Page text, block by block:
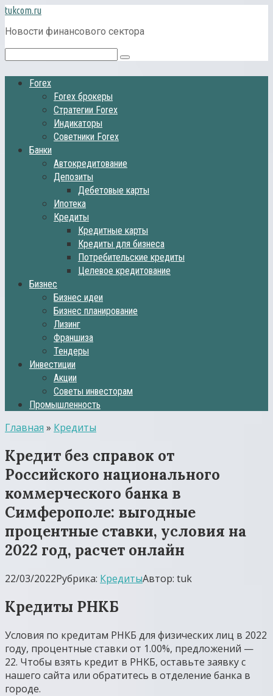
Перейти
к
контенту
tukcom.ru
Новости финансового сектора
Поиск:
Forex
Forex брокеры
Стратегии Forex
Индикаторы
Советники Forex
Банки
Автокредитование
Депозиты
Дебетовые карты
Ипотека
Кредиты
Кредитные карты
Кредиты для бизнеса
Потребительские кредиты
Целевое кредитование
Бизнес
Бизнес идеи
Бизнес планирование
Лизинг
Франшиза
Тендеры
Инвестиции
Акции
Советы инвесторам
Промышленность
Главная » Кредиты
Кредит без справок от
Российского национального
коммерческого банка в
Симферополе: выгодные
процентные ставки, условия на
2022 год, расчет онлайн
22/03/2022Рубрика: КредитыАвтор: tuk
Кредиты РНКБ
Условия по кредитам РНКБ для физических лиц в 2022
году, процентные ставки от 1.00%, предложений —
22. Чтобы взять кредит в РНКБ, оставьте заявку с
нашего сайта или обратитесь в отделение банка в
городе.